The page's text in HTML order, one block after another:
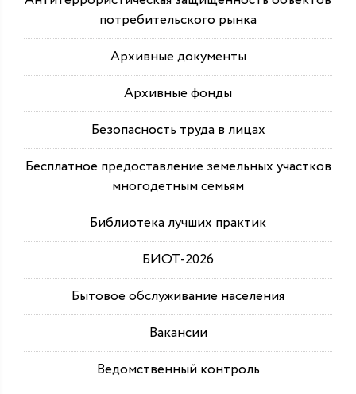
потребительского рынка
Архивные документы
Архивные фонды
Безопасность труда в лицах
Бесплатное предоставление земельных участков
многодетным семьям
Библиотека лучших практик
БИОТ-2026
Бытовое обслуживание населения
Вакансии
Ведомственный контроль